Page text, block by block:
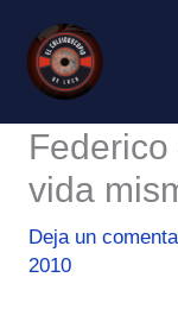
contenido
vida
Deja un
2010